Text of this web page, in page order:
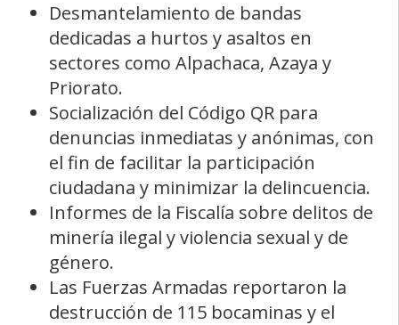
Desmantelamiento de bandas
dedicadas a hurtos y asaltos en
sectores como Alpachaca, Azaya y
Priorato.
Socialización del Código QR para
denuncias inmediatas y anónimas, con
el fin de facilitar la participación
ciudadana y minimizar la delincuencia.
Informes de la Fiscalía sobre delitos de
minería ilegal y violencia sexual y de
género.
Las Fuerzas Armadas reportaron la
destrucción de 115 bocaminas y el